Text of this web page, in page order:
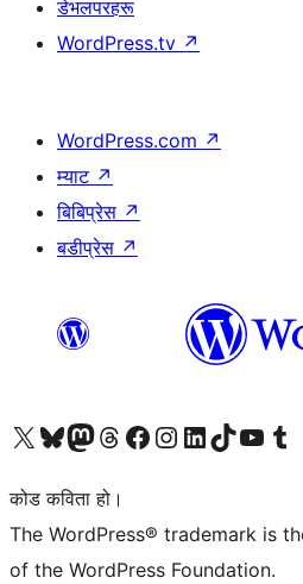
डेभलपरहरू
WordPress.tv ↗
WordPress.com ↗
म्याट ↗
बिबिप्रेस ↗
बडीप्रेस ↗
हाम्रो X (पहिले ट्विटर) खातामा जानुहोस्
हाम्रो Bluesky खाता भ्रमण गर्नुहोस्
हाम्रो म्यास्टोडन खाता भ्रमण गर्नुहोस्
हाम्रो थ्रेड्स खातामा जानुहोस्
हाम्रो फेसबुक पेजमा जानुहोस्
हाम्रो इन्स्टाग्राम खातामा जानुहोस्
हाम्रो लिङ्क्डइन खातामा जानुहोस्
हाम्रो TikTok खाता भ्रमण गर्नुहोस्
हाम्रो युट्युब च्यानलमा जानुहोस्
हाम्रो टम्बलर
कोड कविता हो।
The WordPress® trademark is
of the WordPress Foundation.